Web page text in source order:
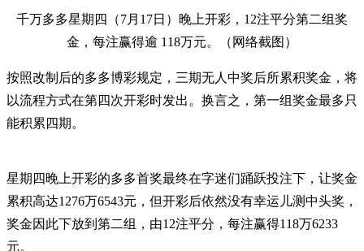
千万多多星期四（7月17日）晚上开彩，12注平分第二组奖
金，每注赢得逾 118万元。（网络截图）
按照改制后的多多博彩规定，三期无人中奖后所累积奖金，将
以流程方式在第四次开彩时发出。换言之，第一组奖金最多只
能积累四期。
星期四晚上开彩的多多首奖最终在字迷们踊跃投注下，让奖金
累积高达1276万6543元，但开彩后依然没有幸运儿测中头奖，
奖金因此下放到第二组，由12注平分，每注赢得118万6233
元。